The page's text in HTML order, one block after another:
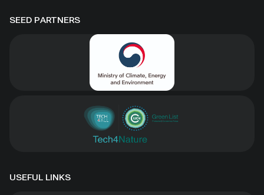
SEED PARTNERS
USEFUL LINKS